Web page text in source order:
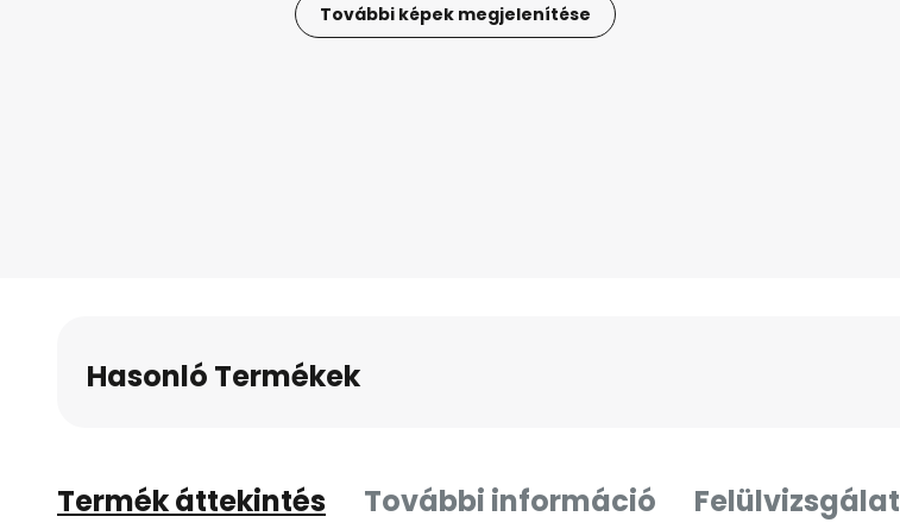
További képek megjelenítése
Hasonló Termékek
Termék áttekintés További információ Felülvizsgálat